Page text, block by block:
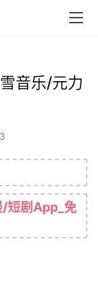
音乐/元力
/短剧App_免